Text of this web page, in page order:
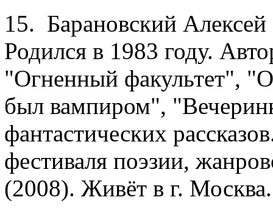
15. Барановский Алексей
Родился в 1983 году.
"Огненный факультет",
был вампиром",
фантастических
фестиваля поэзии,
(2008). Живёт в г. Москва.